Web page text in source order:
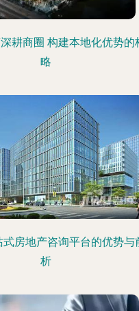
耕商圈 构建本地化优势的
略
房地产咨询平台的优势与
析